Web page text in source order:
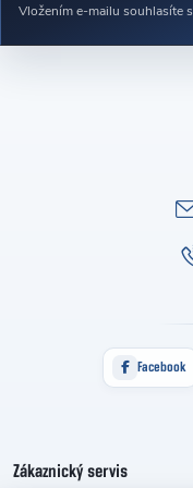
Vložením e-mailu souhlasíte s
Facebook
Zákaznický servis